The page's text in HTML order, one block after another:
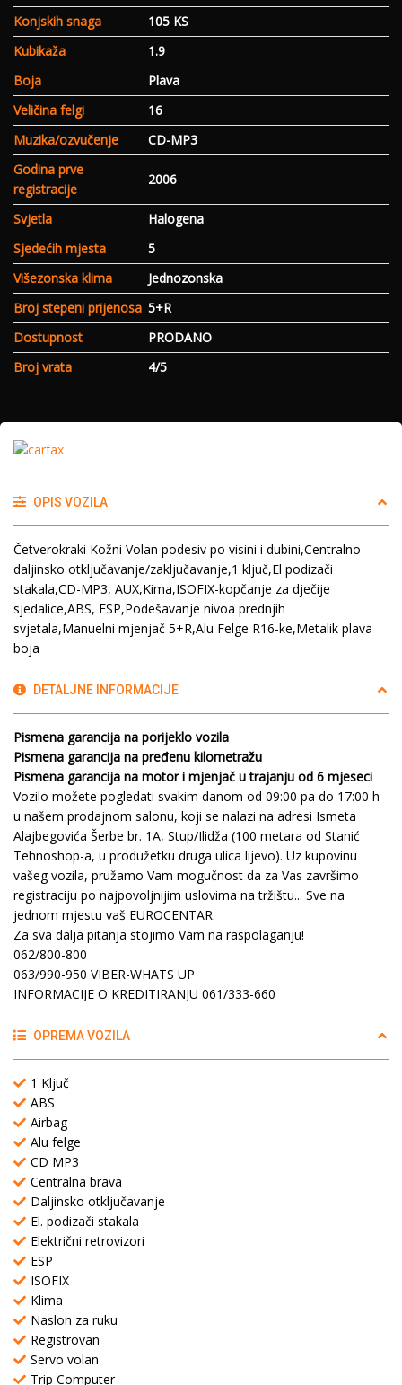
Konjskih snaga
105 KS
Kubikaža
1.9
Boja
Plava
Veličina felgi
16
Muzika/ozvučenje
CD-MP3
Godina prve
registracije
2006
Svjetla
Halogena
Sjedećih mjesta
5
Višezonska klima
Jednozonska
Broj stepeni prijenosa 5+R
Dostupnost
PRODANO
Broj vrata
4/5
OPIS VOZILA
Četverokraki Kožni Volan podesiv po visini i dubini,Centralno
daljinsko otključavanje/zaključavanje,1 ključ,El podizači
stakala,CD-MP3, AUX,Kima,ISOFIX-kopčanje za dječije
sjedalice,ABS, ESP,Podešavanje nivoa prednjih
svjetala,Manuelni mjenjač 5+R,Alu Felge R16-ke,Metalik plava
boja
DETALJNE INFORMACIJE
Pismena garancija na porijeklo vozila
Pismena garancija na pređenu kilometražu
Pismena garancija na motor i mjenjač u trajanju od 6 mjeseci
Vozilo možete pogledati svakim danom od 09:00 pa do 17:00 h
u našem prodajnom salonu, koji se nalazi na adresi Ismeta
Alajbegovića Šerbe br. 1A, Stup/Ilidža (100 metara od Stanić
Tehnoshop-a, u produžetku druga ulica lijevo). Uz kupovinu
vašeg vozila, pružamo Vam mogučnost da za Vas završimo
registraciju po najpovoljnijim uslovima na tržištu... Sve na
jednom mjestu vaš EUROCENTAR.
Za sva dalja pitanja stojimo Vam na raspolaganju!
062/800-800
063/990-950 VIBER-WHATS UP
INFORMACIJE O KREDITIRANJU 061/333-660
OPREMA VOZILA
1 Ključ
ABS
Airbag
Alu felge
CD MP3
Centralna brava
Daljinsko otključavanje
El. podizači stakala
Električni retrovizori
ESP
ISOFIX
Klima
Naslon za ruku
Registrovan
Servo volan
Trip Computer